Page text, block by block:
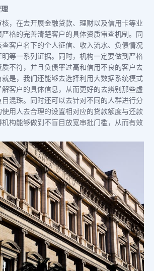
，在去开展金融贷款、理财以及信用卡等业
格的完善清楚客户的具体资质审查机制。同
客户名下的个人征信、收入流水、负债情况
等一系列证据。同时，机构一定要做到严格
不符，并且负债率过高和信用不良的客户去
是，我们还能够去选择利用大数据系统模式
客户的具体信息，从而更好的去辨别那些虚
混珠。同时还可以去针对不同的人群进行分
用人去合理的设置相对应的贷款额度与还款
构能够做到不盲目放宽审批门槛，从而有效